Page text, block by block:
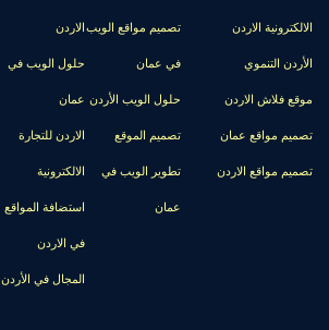
الالكترونية الاردن
الأردن التنموي
موقع فلاش الاردن
تصميم مواقع عمان
تصميم مواقع الاردن
تصميم مواقع الويب
في عمان
حلول الويب الأردن
تصميم الموقع
تطوير الويب في
عمان
الاردن
حلول الويب في
عمان
الاردن للتجارة
الالكترونية
استضافة المواقع
في الاردن
المجال في الأردن